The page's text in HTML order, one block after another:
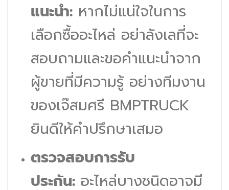
แนะนำ:หากไม่แน่ใจในการ
เลือกซื้ออะไหล่ อย่าลังเลที่จะ
สอบถามและขอคำแนะนำจาก
ผู้ขายที่มีความรู้ อย่างทีมงาน
ของเจ๊สมศรี BMPTRUCK
ยินดีให้คำปรึกษาเสมอ
ตรวจสอบการรับ
ประกัน:อะไหล่บางชนิดอาจมี